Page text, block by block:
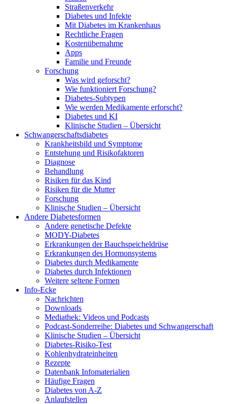
Straßenverkehr
Diabetes und Infekte
Mit Diabetes im Krankenhaus
Rechtliche Fragen
Kostenübernahme
Apps
Familie und Freunde
Forschung
Was wird geforscht?
Wie funktioniert Forschung?
Diabetes-Subtypen
Wie werden Medikamente erforscht?
Diabetes und KI
Klinische Studien – Übersicht
Schwangerschaftsdiabetes
Krankheitsbild und Symptome
Entstehung und Risikofaktoren
Diagnose
Behandlung
Risiken für das Kind
Risiken für die Mutter
Forschung
Klinische Studien – Übersicht
Andere Diabetesformen
Andere genetische Defekte
MODY-Diabetes
Erkrankungen der Bauchspeicheldrüse
Erkrankungen des Hormonsystems
Diabetes durch Medikamente
Diabetes durch Infektionen
Weitere seltene Formen
Info-Ecke
Nachrichten
Downloads
Mediathek: Videos und Podcasts
Podcast-Sonderreihe: Diabetes und Schwangerschaft
Klinische Studien – Übersicht
Diabetes-Risiko-Test
Kohlenhydrateinheiten
Rezepte
Datenbank Infomaterialien
Häufige Fragen
Diabetes von A-Z
Anlaufstellen